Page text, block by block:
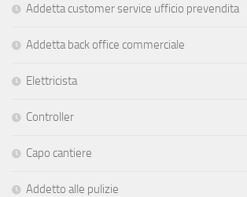
Addetta customer service ufficio prevendita
Addetta back office commerciale
Elettricista
Controller
Capo cantiere
Addetto alle pulizie